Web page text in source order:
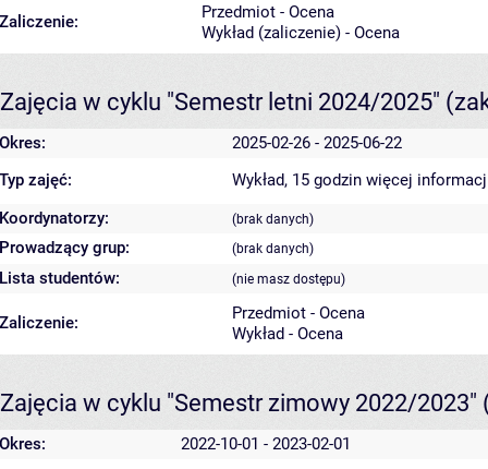
Zaliczenie:
Przedmiot - Ocena
Wykład (zaliczenie) - Ocena
Zajęcia w cyklu "Semestr letni 2024/2025"
Okres:
2025-02-26 - 2025-06-22
Typ zajęć:
Wykład, 15 godzin więcej
Koordynatorzy:
(brak danych)
Prowadzący grup: (brak danych)
Lista studentów: (nie masz dostępu)
Zaliczenie:
Przedmiot - Ocena
Wykład - Ocena
Zajęcia w cyklu "Semestr zimowy 2022/2023"
Okres:
2022-10-01 - 2023-02-01